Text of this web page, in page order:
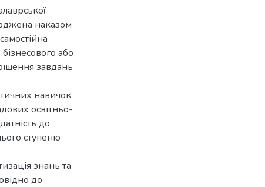
наказом
або
завдань
навичок
освітньо-
до
ступеню
знань та
до